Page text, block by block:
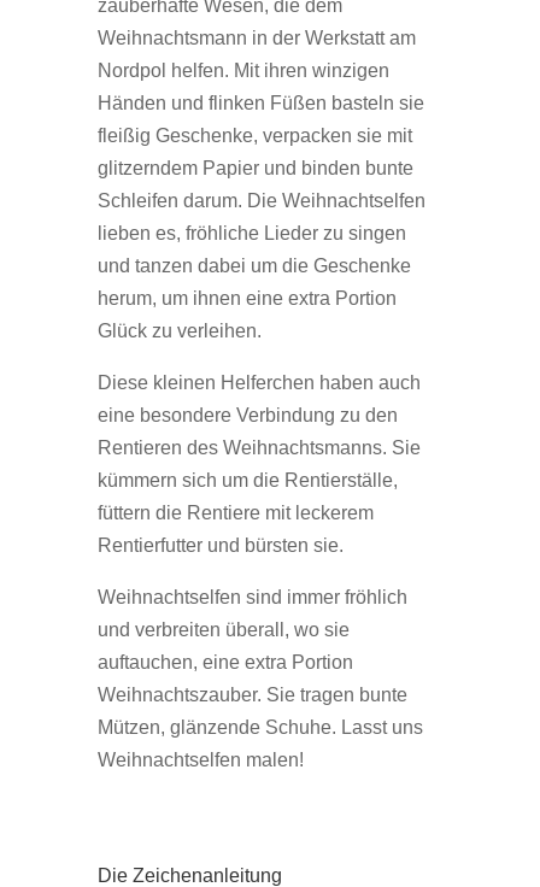
zauberhafte Wesen, die dem
Weihnachtsmann in der Werkstatt am
Nordpol helfen. Mit ihren winzigen
Händen und flinken Füßen basteln sie
fleißig Geschenke, verpacken sie mit
glitzerndem Papier und binden bunte
Schleifen darum. Die Weihnachtselfen
lieben es, fröhliche Lieder zu singen
und tanzen dabei um die Geschenke
herum, um ihnen eine extra Portion
Glück zu verleihen.
Diese kleinen Helferchen haben auch
eine besondere Verbindung zu den
Rentieren des Weihnachtsmanns. Sie
kümmern sich um die Rentierställe,
füttern die Rentiere mit leckerem
Rentierfutter und bürsten sie.
Weihnachtselfen sind immer fröhlich
und verbreiten überall, wo sie
auftauchen, eine extra Portion
Weihnachtszauber. Sie tragen bunte
Mützen, glänzende Schuhe. Lasst uns
Weihnachtselfen malen!
Die Zeichenanleitung